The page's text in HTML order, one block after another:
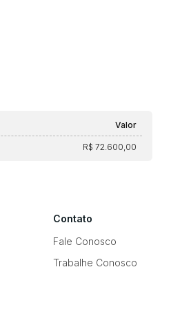
Valor
R$ 72.600,00
Contato
Fale Conosco
Trabalhe Conosco